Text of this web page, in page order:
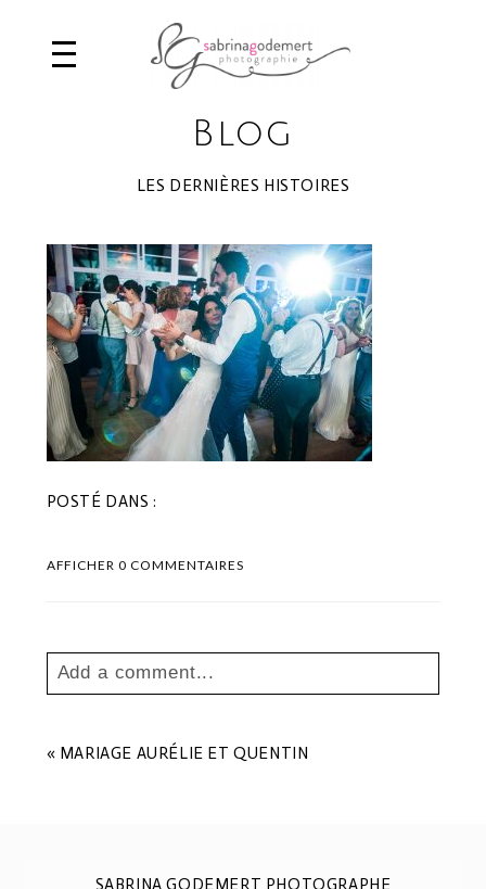
Blog
LES DERNIÈRES HISTOIRES
POSTÉ DANS :
AFFICHER0 COMMENTAIRES
Add a comment...
Les champs marqués sont requis *
« MARIAGE AURÉLIE ET QUENTIN
SABRINA GODEMERT PHOTOGRAPHE